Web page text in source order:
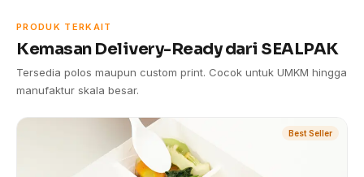
PRODUK TERKAIT
Kemasan Delivery-Ready dari SEALPAK
Tersedia polos maupun custom print. Cocok untuk UMKM hingga
manufaktur skala besar.
Best Seller